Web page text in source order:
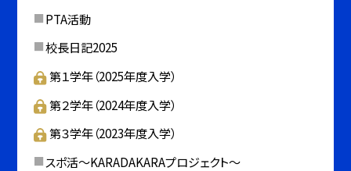
PTA活動
校長日記2025
第１学年（2025年度入学）
第２学年（2024年度入学）
第３学年（2023年度入学）
スポ活～KARADAKARAプロジェクト～